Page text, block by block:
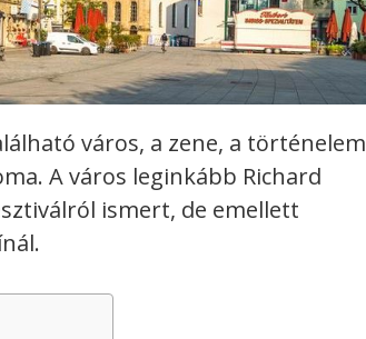
város, a zene, a történelem
A város leginkább Richard
ismert, de emellett